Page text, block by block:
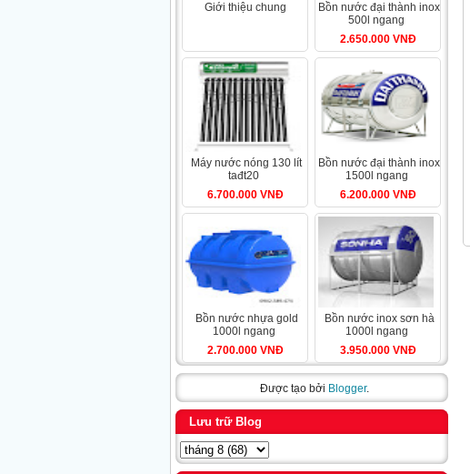
giới thiệu chung
bồn nước đại thành inox
500l ngang
2.650.000 VNĐ
máy nước nóng 130 lít
tađt20
6.700.000 VNĐ
bồn nước đại thành inox
1500l ngang
6.200.000 VNĐ
bồn nước nhựa gold
1000l ngang
2.700.000 VNĐ
bồn nước inox sơn hà
1000l ngang
3.950.000 VNĐ
Được tạo bởi Blogger.
Lưu trữ Blog